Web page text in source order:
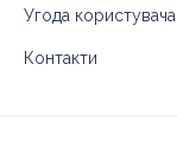
Угода користувача
Контакти